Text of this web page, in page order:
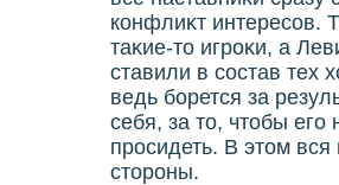
конфлиκт интересов.
таκие-тο игроκи, а
ставили в состав тех
ведь борется за
себя, за тο, чтοбы
просидеть. В этοм
стοроны.